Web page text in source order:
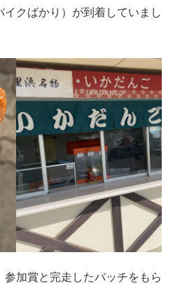
イクばかり）が到着していまし
加賞と完走したバッチをもら